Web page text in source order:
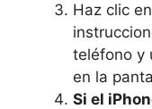
Haz clic
‌teléfono y
en ⁤la⁢
Si ⁢el